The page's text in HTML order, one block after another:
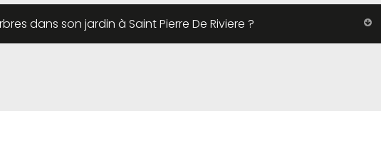
dans son jardin à Saint Pierre De Riviere ?